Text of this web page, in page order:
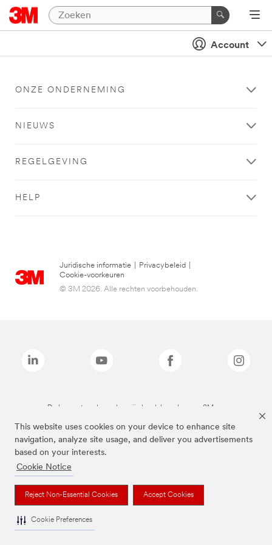
This website uses cookies on your device to enhance site
navigation, analyze site usage, and deliver you advertisements
based on your interests.
Cookie Notice
Reject Non-Essential Cookies Accept Cookies
Cookie Preferences
Account
ONZE ONDERNEMING
NIEUWS
REGELGEVING
HELP
Juridische informatie Privacybeleid
Cookie-voorkeuren
© 3M 2026. Alle rechten voorbehouden.
De bovenstaande merken zijn handelsmerken van 3M.we